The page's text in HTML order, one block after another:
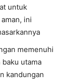
untuk
ini
memenuhi
utama
kandungan